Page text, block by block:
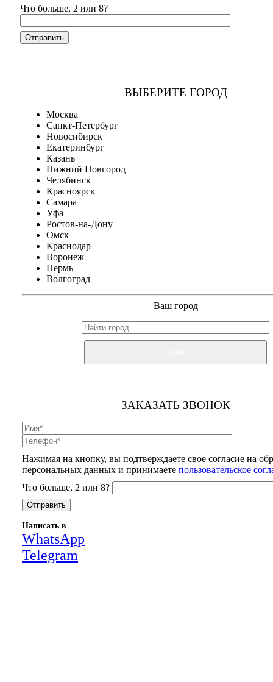
Что больше, 2 или 8?
ВЫБЕРИТЕ ГОРОД
Москва
Санкт-Петербург
Новосибирск
Екатеринбург
Казань
Нижний Новгород
Челябинск
Красноярск
Самара
Уфа
Ростов-на-Дону
Омск
Краснодар
Воронеж
Пермь
Волгоград
Ваш город
ЗАКАЗАТЬ ЗВОНОК
Нажимая на кнопку, вы подтверждаете свое согласие на
персональных данных и принимаете пользовательское
Что больше, 2 или 8?
Написать в
WhatsApp
Telegram